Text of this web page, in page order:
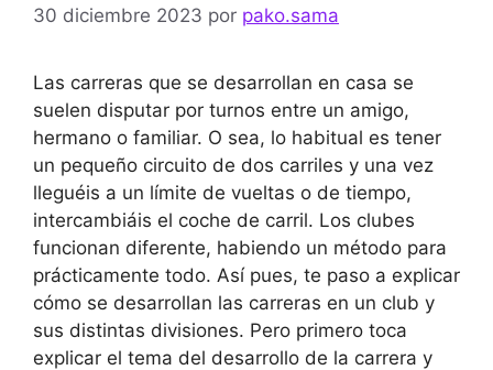
30 diciembre 2023 por pako.sama
Las carreras que se desarrollan en casa se
suelen disputar por turnos entre un amigo,
hermano o familiar. O sea, lo habitual es tener
un pequeño circuito de dos carriles y una vez
lleguéis a un límite de vueltas o de tiempo,
intercambiáis el coche de carril. Los clubes
funcionan diferente, habiendo un método para
prácticamente todo. Así pues, te paso a explicar
cómo se desarrollan las carreras en un club y
sus distintas divisiones. Pero primero toca
explicar el tema del desarrollo de la carrera y